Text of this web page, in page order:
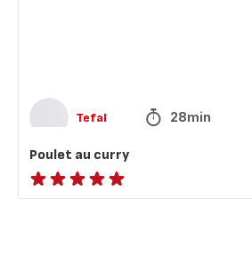
Tefal 28min
Poulet au curry
ratings.NaN